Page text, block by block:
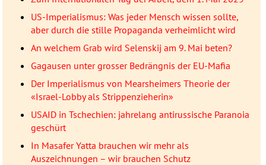
US-Imperialismus: Was jeder Mensch wissen sollte,
aber durch die stille Propaganda verheimlicht wird
An welchem Grab wird Selenskij am 9. Mai beten?
Gagausen unter grosser Bedrängnis der EU-Mafia
Der Imperialismus von Mearsheimers Theorie der
«Israel-Lobby als Strippenzieherin»
USAID in Tschechien: jahrelang antirussische Paranoia
geschürt
In Masafer Yatta brauchen wir mehr als
Auszeichnungen – wir brauchen Schutz